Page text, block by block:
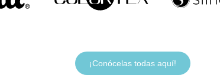
¡Conócelas todas aquí!